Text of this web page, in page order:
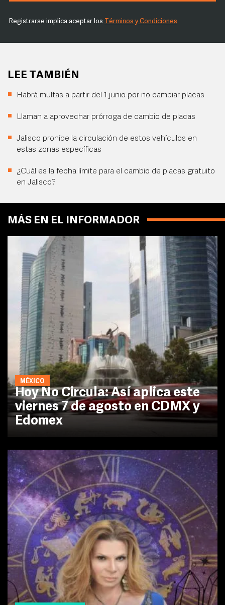
Registrarse implica aceptar los Términos y Condiciones
LEE TAMBIÉN
Habrá multas a partir del 1 junio por no cambiar placas
Llaman a aprovechar prórroga de cambio de placas
Jalisco prohíbe la circulación de estos vehículos en
estas zonas específicas
¿Cuál es la fecha límite para el cambio de placas gratuito
en Jalisco?
MÁS EN EL INFORMADOR
MÉXICO
Hoy No Circula: Así aplica este
viernes 7 de agosto en CDMX y
Edomex